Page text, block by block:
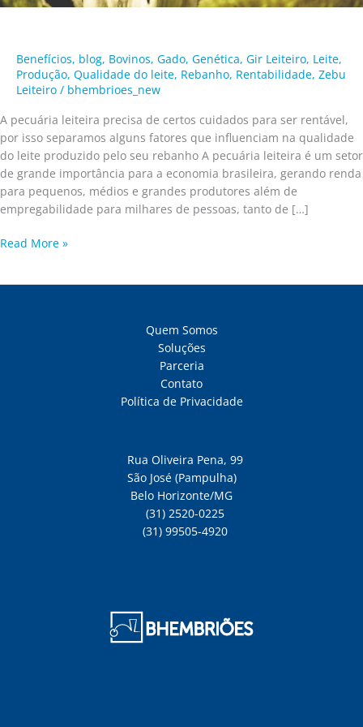
Benefícios, blog, Bovinos, Gado, Genética, Gir Leiteiro, Leite,
Produção, Qualidade do leite, Rebanho, Rentabilidade, Zebu
Leiteiro / bhembrioes_new
A pecuária leiteira precisa de certos cuidados para ser rentável,
por isso separamos alguns fatores que influenciam na qualidade
do leite produzido pelo seu rebanho A pecuária leiteira é um setor
de grande importância para a economia brasileira, gerando renda
para pequenos, médios e grandes produtores além de
empregabilidade para milhares de pessoas, tanto de […]
Read More »
Quem Somos
Soluções
Parceria
Contato
Política de Privacidade
Rua Oliveira Pena, 99
São José (Pampulha)
Belo Horizonte/MG
(31) 2520-0225
(31) 99505-4920